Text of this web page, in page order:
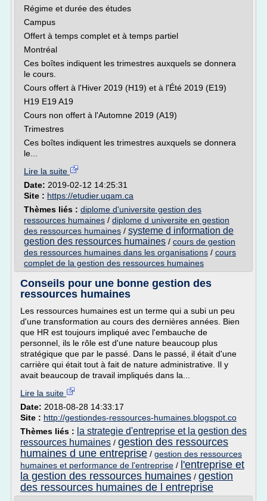
Régime et durée des études
Campus
Offert à temps complet et à temps partiel
Montréal
Ces boîtes indiquent les trimestres auxquels se donnera
le cours.
Cours offert à l'Hiver 2019 (H19) et à l'Été 2019 (E19)
H19 E19 A19
Cours non offert à l'Automne 2019 (A19)
Trimestres
Ces boîtes indiquent les trimestres auxquels se donnera
le...
Lire la suite
Date: 2019-02-12 14:25:31
Site : https://etudier.uqam.ca
Thèmes liés : diplome d'universite gestion des
ressources humaines / diplome d universite en gestion
des ressources humaines / systeme d information de
gestion des ressources humaines / cours de gestion
des ressources humaines dans les organisations / cours
complet de la gestion des ressources humaines
Conseils pour une bonne gestion des
ressources humaines
Les ressources humaines est un terme qui a subi un peu
d'une transformation au cours des dernières années. Bien
que HR est toujours impliqué avec l'embauche de
personnel, ils le rôle est d'une nature beaucoup plus
stratégique que par le passé. Dans le passé, il était d'une
carrière qui était tout à fait de nature administrative. Il y
avait beaucoup de travail impliqués dans la...
Lire la suite
Date: 2018-08-28 14:33:17
Site : http://gestiondes-ressources-humaines.blogspot.co
Thèmes liés : la strategie d'entreprise et la gestion des
ressources humaines / gestion des ressources
humaines d une entreprise / gestion des ressources
humaines et performance de l'entreprise / l'entreprise et
la gestion des ressources humaines / gestion
des ressources humaines de l entreprise